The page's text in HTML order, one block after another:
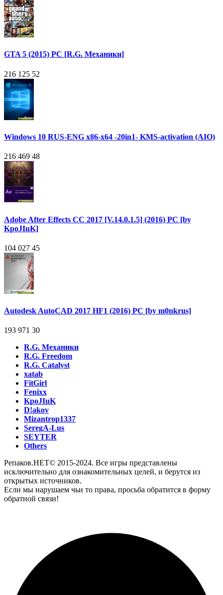
GTA 5 (2015) PC [R.G. Механики]
216 125 52
Windows 10 RUS-ENG x86-x64 -20in1- KMS-activation (AIO)
216 469 48
Adobe After Effects CC 2017 [V.14.0.1.5] (2016) PC [by
KpoJIuK]
104 027 45
Autodesk AutoCAD 2017 HF1 (2016) PC [by m0nkrus]
193 971 30
R.G. Механики
R.G. Freedom
R.G. Catalyst
xatab
FitGirl
Fenixx
KpoJIuK
D!akov
Mizantrop1337
SeregA-Lus
SEYTER
Others
Репаков.НЕТ© 2015-2024. Все игры представлены
исключительно для ознакомительных целей, и берутся из
открытых источников.
Если мы нарушаем чьи то права, просьба обратится в форму
обратной связи!